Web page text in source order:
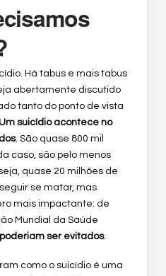
Há tabus e mais tabus
abertamente discutido
tanto do ponto de vista
suicídio acontece no
. São quase 800 mil
caso, são pelo menos
quase 20 milhões de
se matar, mas
mais impactante: de
Mundial da Saúde
ser evitados.
como o suicídio é uma